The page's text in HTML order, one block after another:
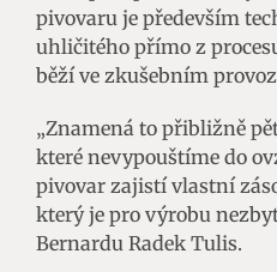
pivovaru je především
uhličitého přímo z
běží ve zkušebním
„Znamená to přibližně
které nevypouštíme do
pivovar zajistí vlastní
který je pro výrobu
Bernardu Radek Tulis.